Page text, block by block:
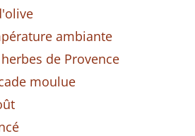
ambiante
de Provence
moulue